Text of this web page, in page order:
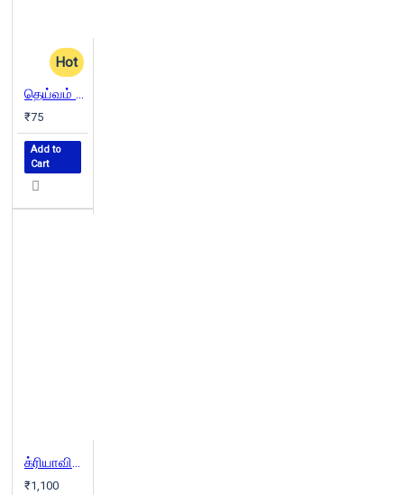
Hot
தெய்வம் என்பதோர்
₹75
Add to
Cart
க்ரியாவின் தற்காலத் தமிழ் அகராதி
₹1,100